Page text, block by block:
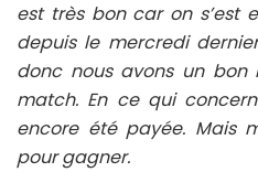
est très bon car on s’est
depuis le mercredi
donc nous avons un
match. En ce qui
encore été payée. Mais
pour gagner.